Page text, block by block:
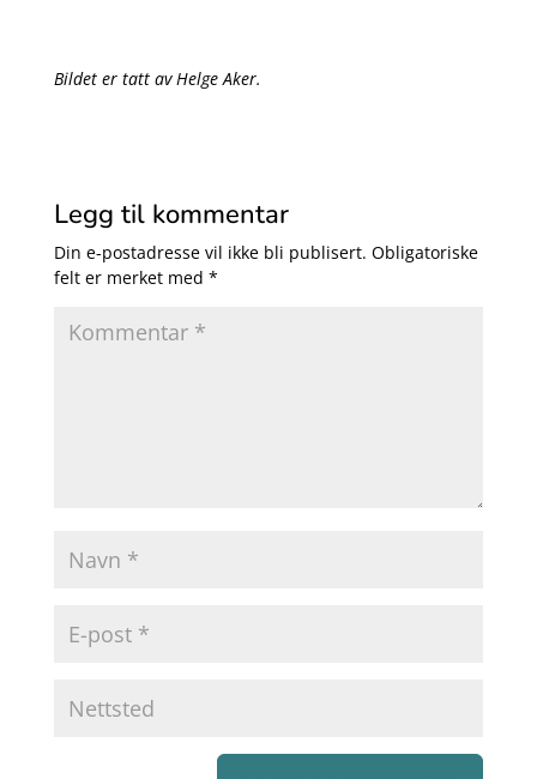
Bildet er tatt av Helge Aker.
Legg til kommentar
Din e-postadresse vil ikke bli publisert. Obligatoriske
felt er merket med *